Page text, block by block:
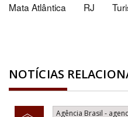
Mata Atlântica RJ
NOTÍCIAS
Agência Brasil -